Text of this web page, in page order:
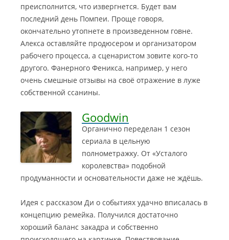
преисполнится, что извергнется. Будет вам
последний день Помпеи. Проще говоря,
окончательно утопнете в произведенном говне.
Алекса оставляйте продюсером и организатором
рабочего процесса, а сценаристом зовите кого-то
другого. Фанерного Феникса, например, у него
очень смешные отзывы на своё отражение в луже
собственной ссанины.
Goodwin
Органично переделан 1 сезон
сериала в цельную
полнометражку. От «Усталого
королевства» подобной
продуманности и основательности даже не ждёшь.
Идея с рассказом Ди о событиях удачно вписалась в
концепцию ремейка. Получился достаточно
хороший баланс закадра и собственно